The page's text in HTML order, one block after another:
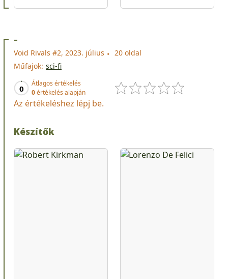
-
Void Rivals #2, 2023. július
20 oldal
Műfajok: sci-fi
0
Átlagos értékelés
0értékelés alapján
Az értékeléshez lépj be.
Készítők